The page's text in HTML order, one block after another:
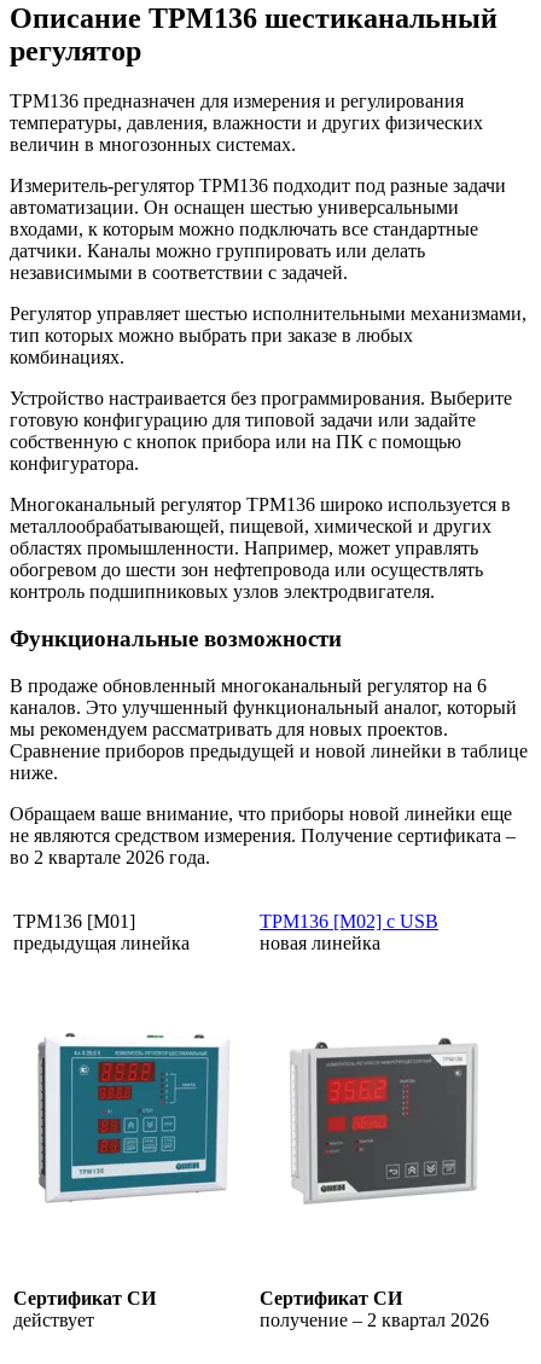
Описание ТРМ136 шестиканальный
регулятор
ТРМ136 предназначен для измерения и регулирования
температуры, давления, влажности и других физических
величин в многозонных системах.
Измеритель-регулятор ТРМ136 подходит под разные задачи
автоматизации. Он оснащен шестью универсальными
входами, к которым можно подключать все стандартные
датчики. Каналы можно группировать или делать
независимыми в соответствии с задачей.
Регулятор управляет шестью исполнительными механизмами,
тип которых можно выбрать при заказе в любых
комбинациях.
Устройство настраивается без программирования. Выберите
готовую конфигурацию для типовой задачи или задайте
собственную с кнопок прибора или на ПК с помощью
конфигуратора.
Многоканальный регулятор ТРМ136 широко используется в
металлообрабатывающей, пищевой, химической и других
областях промышленности. Например, может управлять
обогревом до шести зон нефтепровода или осуществлять
контроль подшипниковых узлов электродвигателя.
Функциональные возможности
В продаже обновленный многоканальный регулятор на 6
каналов. Это улучшенный функциональный аналог, который
мы рекомендуем рассматривать для новых проектов.
Сравнение приборов предыдущей и новой линейки в таблице
ниже.
Обращаем ваше внимание, что приборы новой линейки еще
не являются средством измерения. Получение сертификата –
во 2 квартале 2026 года.
ТРМ136 [M01]
предыдущая линейка
ТРМ136 [M02] с USB
новая линейка
Сертификат СИ
действует
Сертификат СИ
получение – 2 квартал 2026